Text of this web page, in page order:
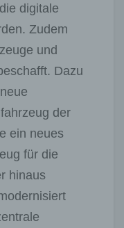
digitale
Zudem
und
Dazu
der
ein neues
für die
hinaus